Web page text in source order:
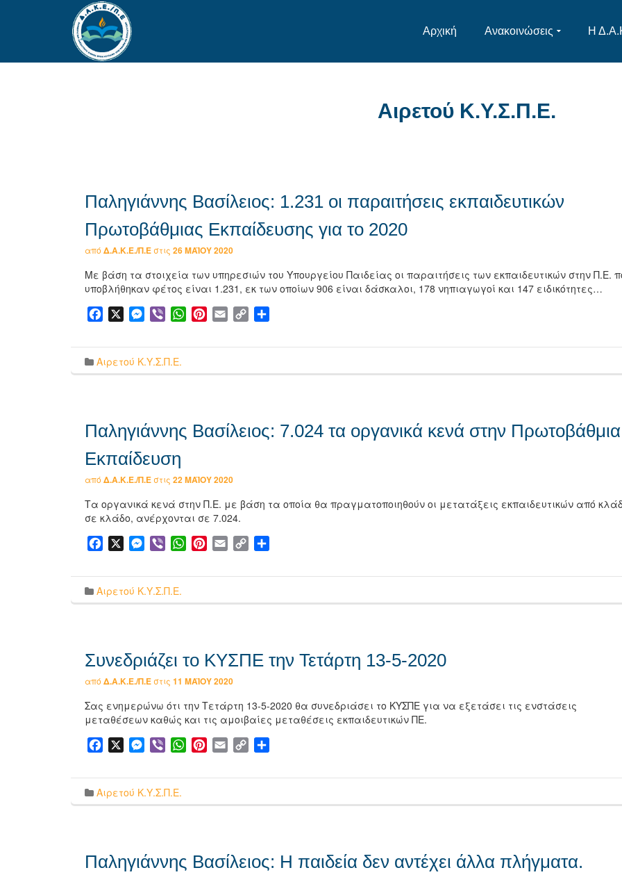
Αρχική Ανακοινώσεις Η
Αιρετού Κ.Υ.Σ.Π.Ε.
Παληγιάννης Βασίλειος: 1.231 οι παραιτήσεις εκπαιδευτικών
Πρωτοβάθμιας Εκπαίδευσης για το 2020
από Δ.Α.Κ.Ε./Π.Εστις 26 ΜΑΪ́ΟΥ 2020
Με βάση τα στοιχεία των υπηρεσιών του Υπουργείου Παιδείας οι παραιτήσεις των εκπαιδευτικών στην Π.Ε.
υποβλήθηκαν φέτος είναι 1.231, εκ των οποίων 906 είναι δάσκαλοι, 178 νηπιαγωγοί και 147 ειδικότητες…
Facebook Messenger
Viber WhatsApp
Pinterest
Email Copy
Αιρετού Κ.Υ.Σ.Π.Ε.
Παληγιάννης Βασίλειος: 7.024 τα οργανικά κενά στην Πρωτοβάθμια
Εκπαίδευση
από Δ.Α.Κ.Ε./Π.Εστις 22 ΜΑΪ́ΟΥ 2020
Τα οργανικά κενά στην Π.Ε. με βάση τα οποία θα πραγματοποιηθούν οι μετατάξεις εκπαιδευτικών από
σε κλάδο, ανέρχονται σε 7.024.
Facebook Messenger
Viber WhatsApp
Pinterest
Email Copy
Αιρετού Κ.Υ.Σ.Π.Ε.
Συνεδριάζει το ΚΥΣΠΕ την Τετάρτη 13-5-2020
από Δ.Α.Κ.Ε./Π.Εστις 11 ΜΑΪ́ΟΥ 2020
Σας ενημερώνω ότι την Τετάρτη 13-5-2020 θα συνεδριάσει το ΚΥΣΠΕ για να εξετάσει τις ενστάσεις
μεταθέσεων καθώς και τις αμοιβαίες μεταθέσεις εκπαιδευτικών ΠΕ.
Facebook Messenger
Viber WhatsApp
Pinterest
Email Copy
Αιρετού Κ.Υ.Σ.Π.Ε.
Παληγιάννης Βασίλειος: Η παιδεία δεν αντέχει άλλα πλήγματα.